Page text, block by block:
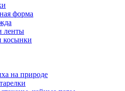
форма
ленты
косынки
на природе